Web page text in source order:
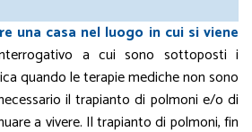
una casa nel luogo in cui si viene
a cui sono sottoposti i
quando le terapie mediche non sono
il trapianto di polmoni e/o di
a vivere. Il trapianto di polmoni, fin